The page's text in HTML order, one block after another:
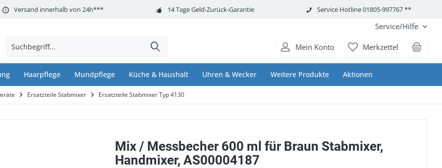
Versand innerhalb von 24h*** 14 Tage Geld-Zurück-Garantie Service Hotline 01805-997767 **
Service/Hilfe
Merkzettel
Mein Konto
Haarpflege Mundpflege Küche & Haushalt Uhren & Wecker Weitere Produkte Aktionen
Ersatzteile Stabmixer Ersatzteile Stabmixer Typ 4130
Mix / Messbecher 600 ml für Braun Stabmixer,
Handmixer, AS00004187